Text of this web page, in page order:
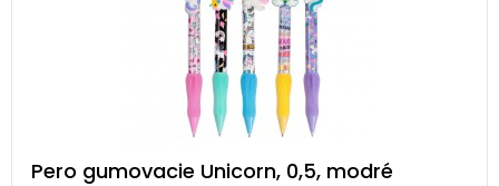
Pero gumovacie Unicorn, 0,5, modré